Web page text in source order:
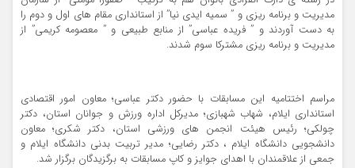
مدیریت و برنامه ریزی و ” سمیه ایدی نیا” از استانداری مقام های اول و دوم را
به دست آوردند و ” فریده عباسی” از منابع طبیعی و ” معصومه کریمی” از
مدیریت و برنامه ریزی مشترکا سوم شدند.
مراسم اختتامیه این مسابقات با حضور دکتر عباسی؛ معاون‌ امور اقتصادی
استانداری ایلام، شهاب شهبازی؛ مدیرکل اداره ورزش و جوانان استان، دکتر
چولکی؛ رئیس هیئت انجمن های ورزشی استان، دکتر شکری؛ معاون
دانشجویی دانشگاه ایلام ، دکتر رضایی؛ مدیر تربیت بدنی دانشگاه ایلام و
جمعی از علاقمندان با اهدای جوایز و کاپ مسابقات به برگزیدگان برگزار شد.